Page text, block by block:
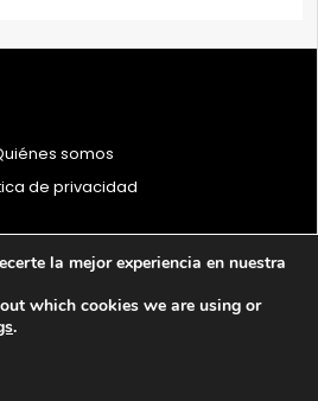
somos
de privacidad
- Todos los derechos reservados
la mejor experiencia en nuestra
which cookies we are using or
.